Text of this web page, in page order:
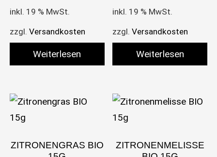
inkl. 19 % MwSt.
zzgl. Versandkosten
Weiterlesen
inkl. 19 % MwSt.
zzgl.Versandkosten
Weiterlesen
ZITRONENGRAS BIO
ZITRONENMELISSE